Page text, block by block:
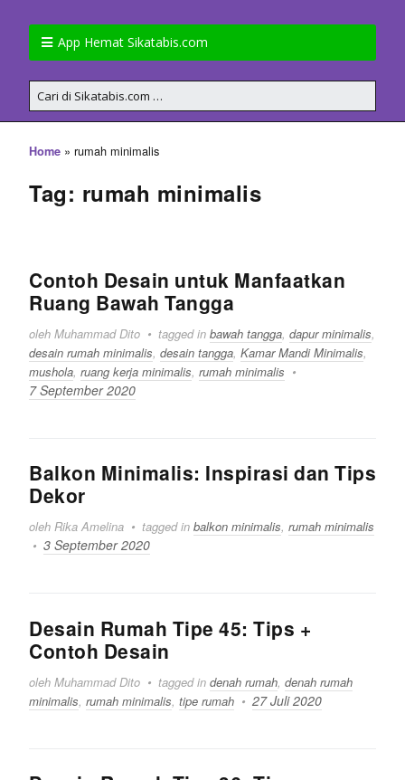
App Hemat Sikatabis.com
Home » rumah minimalis
Tag: rumah minimalis
Contoh Desain untuk Manfaatkan
Ruang Bawah Tangga
oleh Muhammad Dito tagged in bawah tangga, dapur minimalis,
desain rumah minimalis, desain tangga, Kamar Mandi Minimalis,
mushola, ruang kerja minimalis, rumah minimalis
7 September 2020
Balkon Minimalis: Inspirasi dan Tips
Dekor
oleh Rika Amelina tagged in balkon minimalis, rumah minimalis
3 September 2020
Desain Rumah Tipe 45: Tips +
Contoh Desain
oleh Muhammad Dito tagged in denah rumah, denah rumah
minimalis, rumah minimalis, tipe rumah 27 Juli 2020